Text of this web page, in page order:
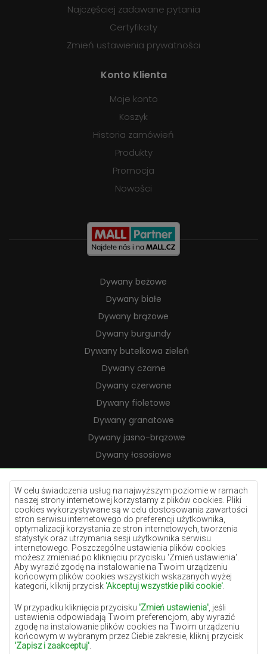
W celu świadczenia usług na najwyższym poziomie w ramach
naszej strony internetowej korzystamy z plików cookies. Pliki
cookies wykorzystywane są w celu dostosowania zawartości
stron serwisu internetowego do preferencji użytkownika,
optymalizacji korzystania ze stron internetowych, tworzenia
statystyk oraz utrzymania sesji użytkownika serwisu
internetowego. Poszczególne ustawienia plików cookies
możesz zmieniać po kliknięciu przycisku 'Zmień ustawienia'.
Aby wyrazić zgodę na instalowanie na Twoim urządzeniu
końcowym plików cookies wszystkich wskazanych wyżej
kategorii, kliknij przycisk 'Akceptuj wszystkie pliki cookie'
W przypadku kliknięcia przycisku 'Zmień ustawienia' , jeśli
ustawienia odpowiadają Twoim preferencjom, aby wyrazić
zgodę na instalowanie plików cookies na Twoim urządzeniu
końcowym w wybranym przez Ciebie zakresie, kliknij przycisk
'Zapisz i zaakceptuj'
Najczęściej zadawane pytania
Certyfikaty
Zmień ustawienia prywatności
Konto Klienta
Moje konto
Koszyk
Historia zamówień
Produkty
Promocja
Nowości
Dywany beżowe
Dywany białe
Dywany brązowe
Dywany burgundy
Dywany butelkowa zieleń
Dywany czarne
Dywany czerwone
Dywany fioletowe
Dywany granatowe
Dywany jasno-brązowe
Dywany łososiowe
Dywany kremowe
Dywany lilac
Dywany żółte
Dywany miętowe
Dywany niebieskie
Dywany pomarańczowe
Dywany różowe
Dywany szare
Dywany terakota
Dywany zielone